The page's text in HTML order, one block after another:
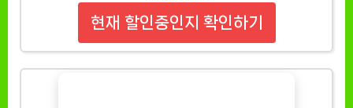
현재 할인중인지 확인하기